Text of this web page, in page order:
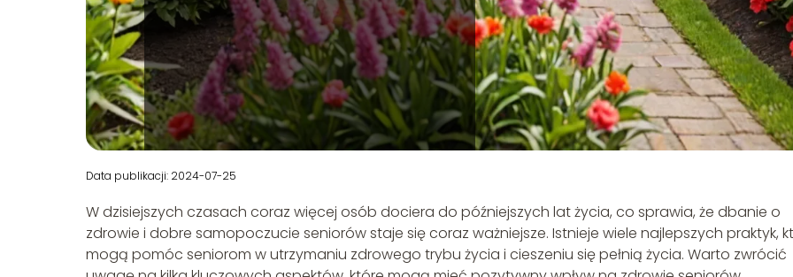
Data publikacji: 2024-07-25
W dzisiejszych czasach coraz więcej osób dociera do późniejszych lat życia, co sprawia, że dbanie o
zdrowie i dobre samopoczucie seniorów staje się coraz ważniejsze. Istnieje wiele najlepszych praktyk,
mogą pomóc seniorom w utrzymaniu zdrowego trybu życia i cieszeniu się pełnią życia. Warto zwrócić